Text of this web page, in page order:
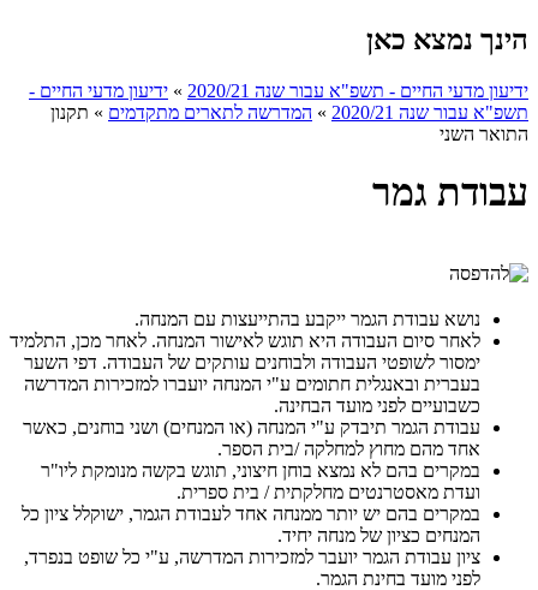
הינך נמצא כאן
ידיעון מדעי החיים - תשפ"א עבור שנה 2020/21 » ידיעון מדעי החיים -
תשפ"א עבור שנה 2020/21
» המדרשה לתארים מתקדמים » תקנון
התואר השני
עבודת גמר
נושא עבודת הגמר ייקבע בהתייעצות עם המנחה.
לאחר סיום העבודה היא תוגש לאישור המנחה. לאחר מכן, התלמיד
ימסור לשופטי העבודה ולבוחנים עותקים של העבודה. דפי השער
בעברית ובאנגלית חתומים ע"י המנחה יועברו למזכירות המדרשה
כשבועיים לפני מועד הבחינה.
עבודת הגמר תיבדק ע"י המנחה (או המנחים) ושני בוחנים, כאשר
אחד מהם מחוץ למחלקה /בית הספר.
במקרים בהם לא נמצא בוחן חיצוני, תוגש בקשה מנומקת ליו"ר
ועדת מאסטרנטים מחלקתית / בית ספרית.
במקרים בהם יש יותר ממנחה אחד לעבודת הגמר, ישוקלל ציון כל
המנחים כציון של מנחה יחיד.
ציון עבודת הגמר יועבר למזכירות המדרשה, ע"י כל שופט בנפרד,
לפני מועד בחינת הגמר.